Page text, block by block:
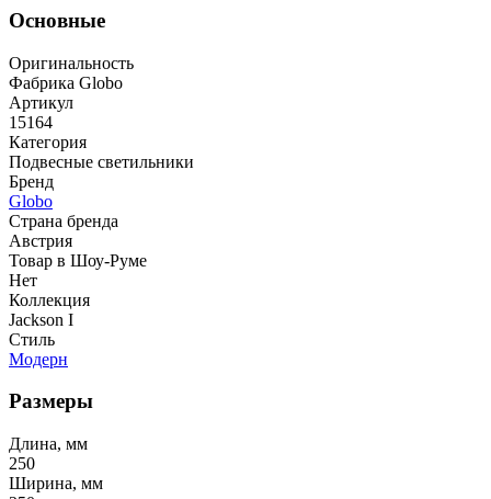
Основные
Оригинальность
Фабрика Globo
Артикул
15164
Категория
Подвесные светильники
Бренд
Globo
Страна бренда
Австрия
Товар в Шоу-Руме
Нет
Коллекция
Jackson I
Стиль
Модерн
Размеры
Длина, мм
250
Ширина, мм